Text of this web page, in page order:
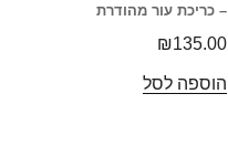
– כריכת עור מהודרת
₪135.00
הוספה לסל